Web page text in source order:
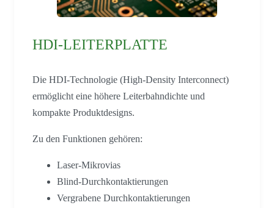
HDI-LEITERPLATTE
Die HDI-Technologie (High-Density Interconnect)
ermöglicht eine höhere Leiterbahndichte und
kompakte Produktdesigns.
Zu den Funktionen gehören:
Laser-Mikrovias
Blind-Durchkontaktierungen
Vergrabene Durchkontaktierungen